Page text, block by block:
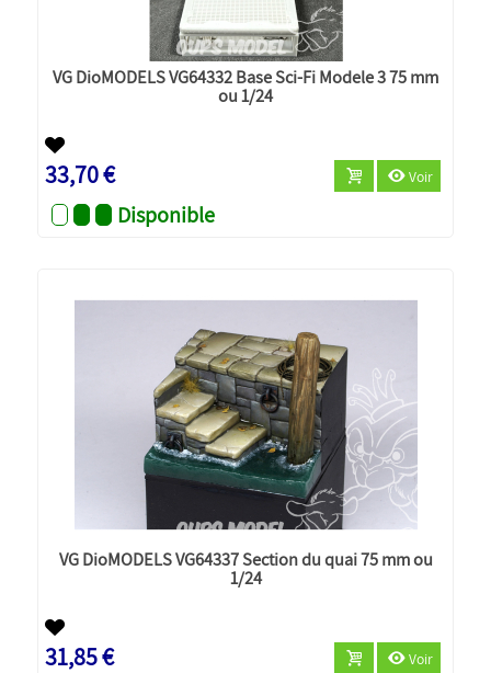
VG DioMODELS VG64332 Base Sci-Fi Modele 3 75 mm
ou 1/24
33,70 € Voir
Disponible
VG DioMODELS VG64337 Section du quai 75 mm ou
1/24
31,85 € Voir